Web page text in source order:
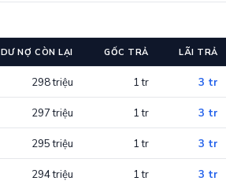
DƯ NỢ CÒN LẠI GỐC TRẢ LÃI TRẢ
298 triệu 1 tr 3 tr
297 triệu 1 tr 3 tr
295 triệu 1 tr 3 tr
294 triệu 1 tr 3 tr